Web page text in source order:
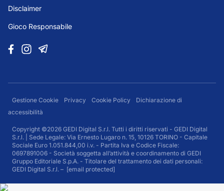
Disclaimer
Gioco Responsabile
Gestione Cookie Privacy Cookie Policy
Dichiarazione di
accessibilità
Copyright ©2026 GEDI Digital S.r.l. Tutti i diritti riservati - GEDI Digital
S.r.l. | Sede Legale: Via Ernesto Lugaro n. 15, 10126 TORINO - Capitale
Sociale Euro 1.051.844,00 i.v. - Partita Iva e Codice Fiscale:
0697891006 - Società soggetta all’attività e coordinamento di GEDI
Gruppo Editoriale S.p.A. - Titolare del trattamento dei dati personali:
GEDI Digital S.r.l. – [email protected]